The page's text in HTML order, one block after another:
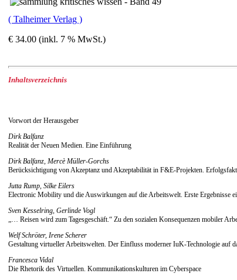
( Talheimer Verlag )
€ 34.00 (inkl. 7 % MwSt.)
Inhaltsverzeichnis
Vorwort der Herausgeber
Dirk Balfanz
Realität der Neuen Medien. Eine Einführung
Dirk Balfanz, Mercè Müller-Gorchs
Berücksichtigung von Akzeptanz und Akzeptabilität in F&E-Projekten.
Jutta Rump, Silke Eilers
Electronic Mobility und die Auswirkungen auf die Arbeitswelt. Erste Ergebnisse
Sven Kesselring, Gerlinde Vogl
„… Reisen wird zum Tagesgeschäft.“ Zu den sozialen Konsequenzen mobiler
Welf Schröter, Irene Scherer
Gestaltung virtueller Arbeitswelten. Der Einfluss moderner IuK-Technologie auf
Francesca Vidal
Die Rhetorik des Virtuellen. Kommunikationskulturen im Cyberspace